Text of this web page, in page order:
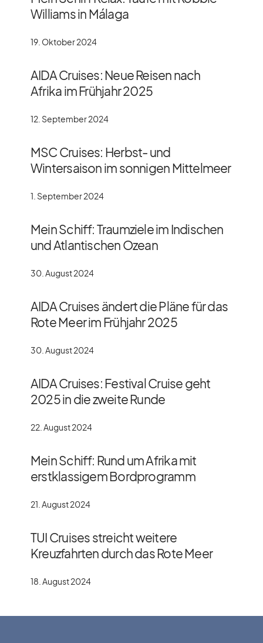
Williams in Málaga
19. Oktober 2024
AIDA Cruises: Neue Reisen nach
Afrika im Frühjahr 2025
12. September 2024
MSC Cruises: Herbst- und
Wintersaison im sonnigen Mittelmeer
1. September 2024
Mein Schiff: Traumziele im Indischen
und Atlantischen Ozean
30. August 2024
AIDA Cruises ändert die Pläne für das
Rote Meer im Frühjahr 2025
30. August 2024
AIDA Cruises: Festival Cruise geht
2025 in die zweite Runde
22. August 2024
Mein Schiff: Rund um Afrika mit
erstklassigem Bordprogramm
21. August 2024
TUI Cruises streicht weitere
Kreuzfahrten durch das Rote Meer
18. August 2024